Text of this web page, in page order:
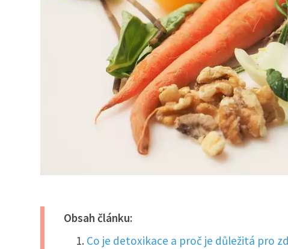
Obsah článku:
Co je detoxikace a proč je důležitá pro